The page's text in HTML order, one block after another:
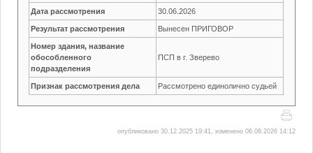
Дата рассмотрения 30.06.2026
Результат рассмотрения Вынесен ПРИГОВОР
Номер здания, название
обособленного
подразделения
ПСП в г. Зверево
Признак рассмотрения дела Рассмотрено единолично судьей
опубликовано 30.12.2025 19:41, изменено 06.08.2026 14:12